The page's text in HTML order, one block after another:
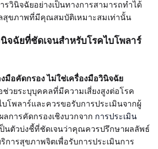
รวินิจฉัยอย่างเป็นทางการสามารถทำได้
สุขภาพที่มีคุณสมบัติเหมาะสมเท่านั้น
นิจฉัยที่ชัดเจนสำหรับโรคไบโพลาร์
งมือคัดกรอง ไม่ใช่เครื่องมือวินิจฉัย
ช่วยระบุบุคคลที่มีความเสี่ยงสูงต่อโรค
บโพลาร์และควรขอรับการประเมินจากผู้
ลการคัดกรองเชิงบวกจาก การประเมิน
ป็นตัวบ่งชี้ที่ชัดเจนว่าคุณควรปรึกษาผลลัพธ์
การสุขภาพจิตเพื่อรับการประเมินการ